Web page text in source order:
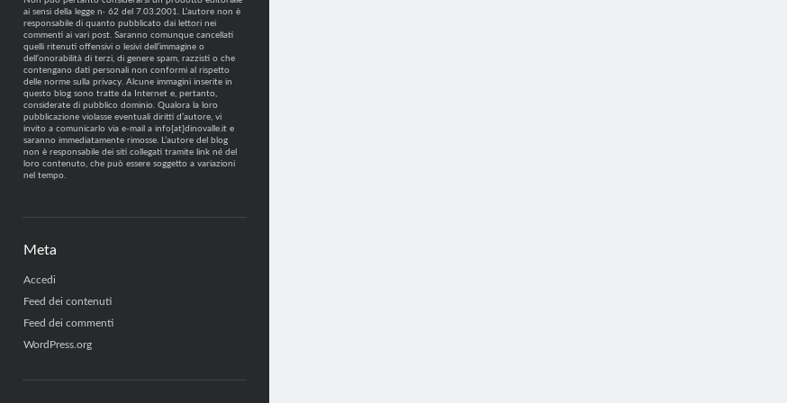
ai sensi della legge n· 62 del 7.03.2001. L’autore non è
responsabile di quanto pubblicato dai lettori nei
commenti ai vari post. Saranno comunque cancellati
quelli ritenuti offensivi o lesivi dell’immagine o
dell’onorabilità di terzi, di genere spam, razzisti o che
contengano dati personali non conformi al rispetto
delle norme sulla privacy. Alcune immagini inserite in
questo blog sono tratte da Internet e, pertanto,
considerate di pubblico dominio. Qualora la loro
pubblicazione violasse eventuali diritti d’autore, vi
invito a comunicarlo via e-mail a info[at]dinovalle.it e
saranno immediatamente rimosse. L’autore del blog
non è responsabile dei siti collegati tramite link né del
loro contenuto, che può essere soggetto a variazioni
nel tempo.
Meta
Accedi
Feed dei contenuti
Feed dei commenti
WordPress.org